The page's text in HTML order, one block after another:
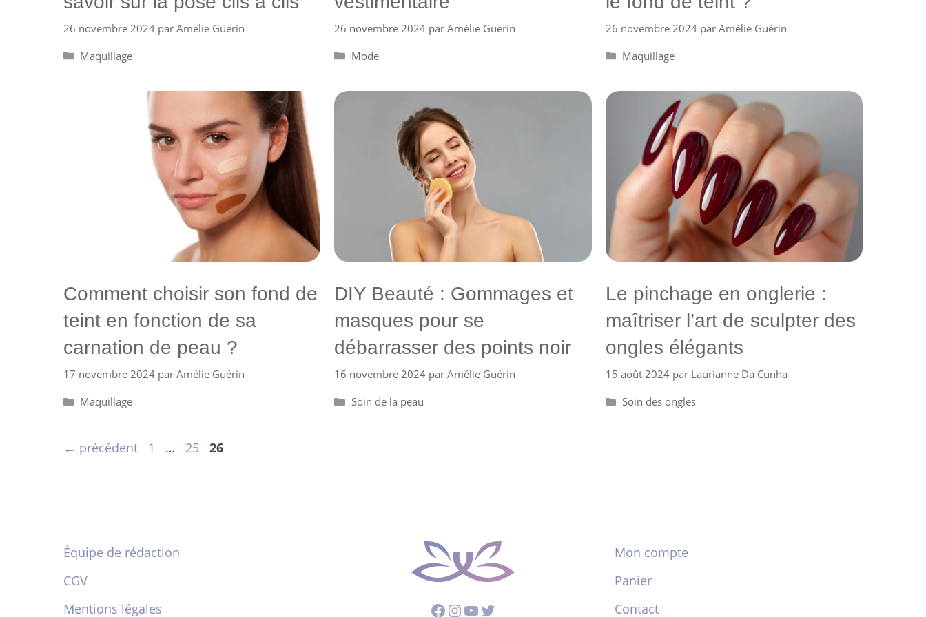
26 novembre 2024 par Amélie Guérin
Catégories
Maquillage
26 novembre 2024 parAmélie Guérin
Catégories
Mode
26 novembre 2024 par Amélie Guérin
Catégories
Maquillage
Comment choisir son fond de
teint en fonction de sa
carnation de peau ?
17 novembre 2024 par Amélie Guérin
Catégories
Maquillage
DIY Beauté : Gommages et
masques pour se
débarrasser des points noir
16 novembre 2024 parAmélie Guérin
Catégories
Soin de la peau
Le pinchage en onglerie :
maîtriser l’art de sculpter des
ongles élégants
15 août 2024 par Laurianne Da Cunha
Catégories
Soin des ongles
← précédent Page
1 … Page
25 Page
26
Équipe de rédaction
CGV
Mentions légales
Facebook
Instagram
YouTube
Twitter
Mon compte
Panier
Contact